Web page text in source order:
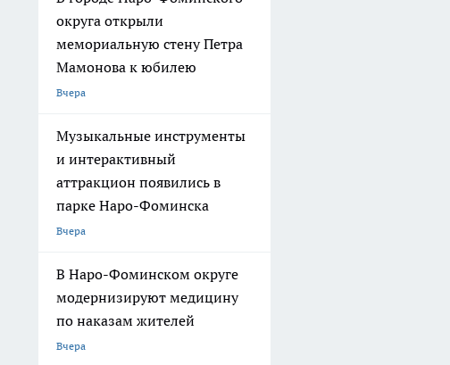
округа открыли
мемориальную стену Петра
Мамонова к юбилею
Вчера
Музыкальные инструменты
и интерактивный
аттракцион появились в
парке Наро-Фоминска
Вчера
В Наро-Фоминском округе
модернизируют медицину
по наказам жителей
Вчера